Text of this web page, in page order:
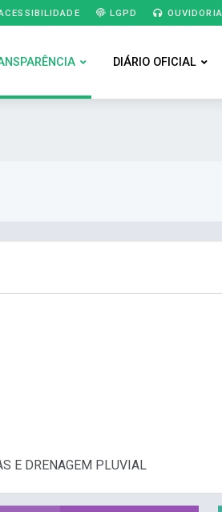
LGPD OUVIDORIA
DIÁRIO OFICIAL
E DRENAGEM PLUVIAL